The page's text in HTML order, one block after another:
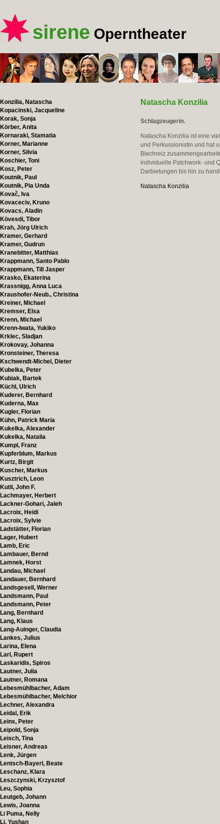
sirene Operntheater
Konzilia, Natascha
Kopacinski, Jacqueline
Korak, Sonja
Körber, Anita
Kornaraki, Stamatia
Korner, Marianne
Korner, Silvia
Koschier, Toni
Kosz, Peter
Koutnik, Paul
Koutnik, Pia Unda
Kovač, Iva
Kovaceciv, Kruno
Kovacs, Aladin
Kövesdi, Tibor
Krah, Jörg Ulrich
Kramer, Gerhard
Kramer, Gudrun
Kranebitter, Matthias
Krappmann, Santo Pablo
Krappmann, Till Jasper
Krasko, Ekaterina
Krassnigg, Anna Luca
Kraushofer-Neub., Christina
Kreiner, Michael
Kremser, Elsa
Krenn, Michael
Krenn-Iwata, Yukiko
Krklec, Sladjan
Krokovay, Johanna
Kronsteiner, Theresa
Kschwendt-Michel, Dieter
Kubelka, Peter
Kubiak, Bartek
Küchl, Ulrich
Kuderer, Bernhard
Kuderna, Max
Kugler, Florian
Kühn, Patrick Maria
Kukelka, Alexander
Kukelka, Natalia
Kumpl, Franz
Kupferblum, Markus
Kurtz, Birgit
Kuscher, Markus
Kusztrich, Leon
Kutil, John F.
Lachmayer, Herbert
Lackner-Gohari, Jaleh
Lacroix, Heidi
Lacroix, Sylvie
Ladstätter, Florian
Lager, Hubert
Lamb, Eric
Lambauer, Bernd
Lamnek, Horst
Landau, Michael
Landauer, Bernhard
Landsgesell, Werner
Landsmann, Paul
Landsmann, Peter
Lang, Bernhard
Lang, Klaus
Lang-Auinger, Claudia
Lankes, Julius
Larina, Elena
Larl, Rupert
Laskaridis, Spiros
Lautner, Julia
Lautner, Romana
Lebesmühlbacher, Adam
Lebesmühlbacher, Melchior
Lechner, Alexandra
Leidal, Erik
Leins, Peter
Leipold, Sonja
Leisch, Tina
Leisner, Andreas
Lenk, Jürgen
Lentsch-Bayerl, Beate
Leschanz, Klara
Leszczynski, Krzysztof
Leu, Sophia
Leutgeb, Johann
Lewis, Joanna
Li Puma, Nelly
Li, Yushan
Natascha Konzilia
Schlagzeugerin.
Natascha Konzilia ist eine
und Perkussionistin und hat
Blechreiz
individuelle Patchwork- und
Darbietungen bis hin zu
Natascha Konzilia